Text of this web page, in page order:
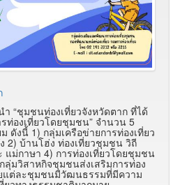
“ชุมชนท่องเที่ยวจังหวัดตาก ที่ได้
ท่องเที่ยวโดยชุมชน” จำนวน 5
ดังนี้ 1) กลุ่มเครือข่ายการท่องเที่ยว
2) บ้านโฮ่ง ท่องเที่ยวชุมชน วิถี
ม่กาษา 4) การท่องเที่ยวโดยชุมชน
มวิสาหกิจชุมชนส่งเสริมการท่อง
แต่ละชุมชนมีวัฒนธรรมที่มีความ